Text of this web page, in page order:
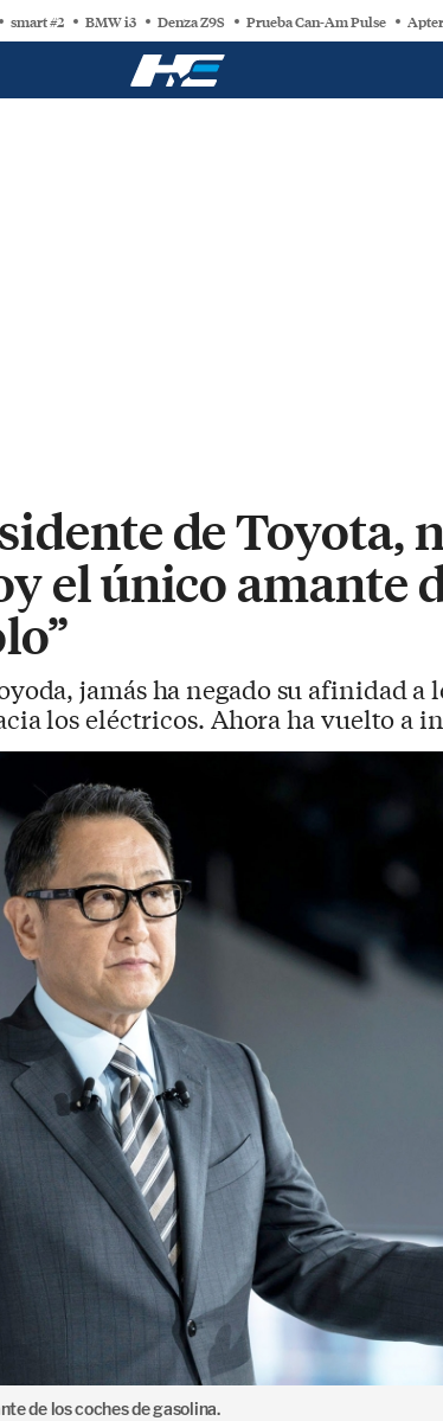
smart #2 BMW i3 Denza Z9S Prueba Can-Am Pulse
de Toyota,
el único amante
jamás ha negado su afinidad a
los eléctricos. Ahora ha vuelto a
de los coches de gasolina.